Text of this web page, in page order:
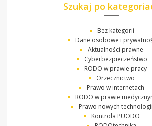
Szukaj po
Bez kategorii
Dane osobowe i
Aktualności prawne
Cyberbezpieczeństwo
RODO w prawie pracy
Orzecznictwo
Prawo w internetach
RODO w prawie
Prawo nowych technologii
Kontrola PUODO